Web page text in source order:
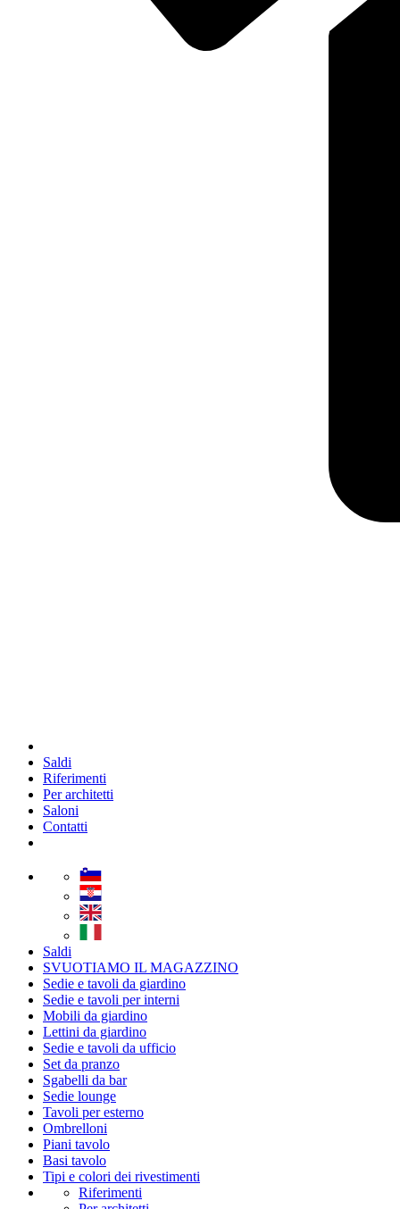
Saldi
Riferimenti
Per architetti
Saloni
Contatti
Saldi
SVUOTIAMO IL MAGAZZINO
Sedie e tavoli da giardino
Sedie e tavoli per interni
Mobili da giardino
Lettini da giardino
Sedie e tavoli da ufficio
Set da pranzo
Sgabelli da bar
Sedie lounge
Tavoli per esterno
Ombrelloni
Piani tavolo
Basi tavolo
Tipi e colori dei rivestimenti
Riferimenti